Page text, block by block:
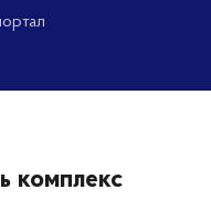
комплекс